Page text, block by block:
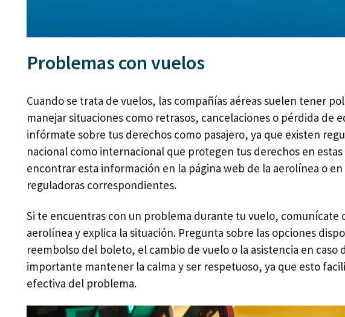
Problemas con vuelos
Cuando se trata de vuelos, las compañías aéreas suelen tener
manejar situaciones como retrasos, cancelaciones o pérdida de
infórmate sobre tus derechos como pasajero, ya que existen
nacional como internacional que protegen tus derechos en
encontrar esta información en la página web de la aerolínea o
reguladoras correspondientes.
Si te encuentras con un problema durante tu vuelo, comunícate
aerolínea y explica la situación. Pregunta sobre las opciones
reembolso del boleto, el cambio de vuelo o la asistencia en caso
importante mantener la calma y ser respetuoso, ya que esto
efectiva del problema.